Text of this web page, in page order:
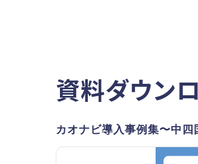
資料ダウン
カオナビ導入事例集〜中四